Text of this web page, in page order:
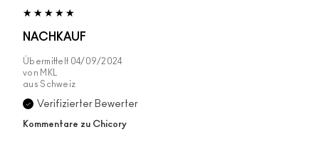
NACHKAUF
Übermittelt 04/09/2024
von MKL
aus Schweiz
Verifizierter Bewerter
Kommentare zu Chicory